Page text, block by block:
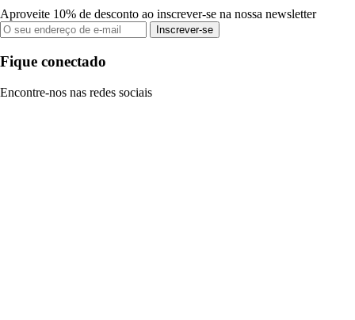
Aproveite 10% de desconto ao inscrever-se na nossa newsletter
Inscrever-se
Fique conectado
Encontre-nos nas redes sociais